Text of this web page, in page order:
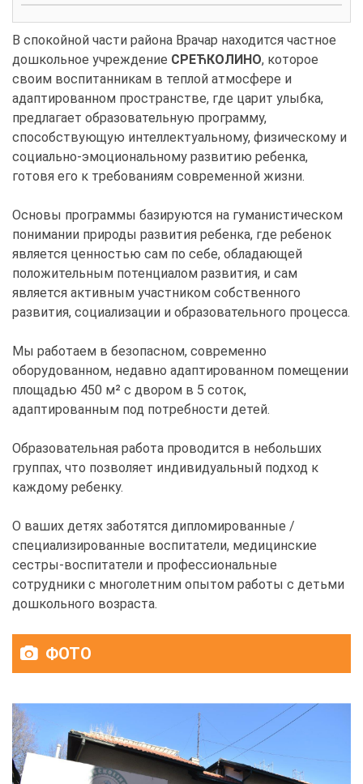
В спокойной части района Врачар находится частное
дошкольное учреждение СРЕЋКОЛИНО, которое
своим воспитанникам в теплой атмосфере и
адаптированном пространстве, где царит улыбка,
предлагает образовательную программу,
способствующую интеллектуальному, физическому и
социально-эмоциональному развитию ребенка,
готовя его к требованиям современной жизни.
Основы программы базируются на гуманистическом
понимании природы развития ребенка, где ребенок
является ценностью сам по себе, обладающей
положительным потенциалом развития, и сам
является активным участником собственного
развития, социализации и образовательного процесса.
Мы работаем в безопасном, современно
оборудованном, недавно адаптированном помещении
площадью 450 м² с двором в 5 соток,
адаптированным под потребности детей.
Образовательная работа проводится в небольших
группах, что позволяет индивидуальный подход к
каждому ребенку.
О ваших детях заботятся дипломированные /
специализированные воспитатели, медицинские
сестры-воспитатели и профессиональные
сотрудники с многолетним опытом работы с детьми
дошкольного возраста.
ФОТО